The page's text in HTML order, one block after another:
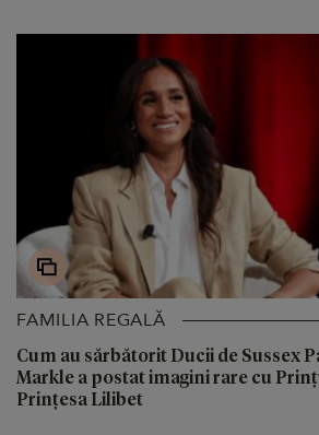
FAMILIA REGALĂ
Cum au sărbătorit Ducii de Sussex
Markle a postat imagini rare cu
Prințesa Lilibet